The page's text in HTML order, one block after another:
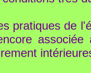
pratiques de
associée